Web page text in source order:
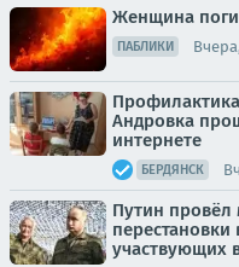
Женщина
ПАБЛИКИ
Андровка
интернете
БЕРДЯНСК
Путин
перестановки
участвующих